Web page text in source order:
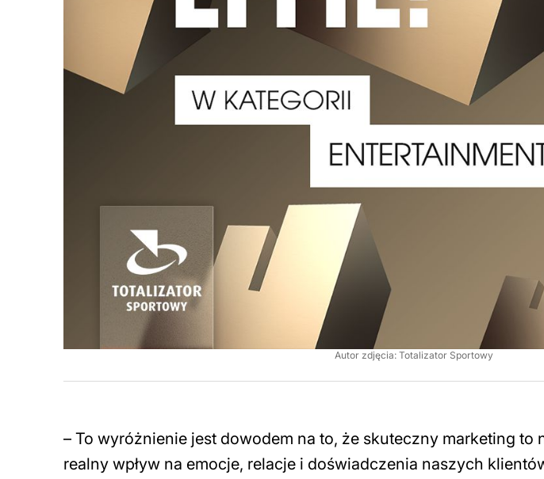
Autor zdjęcia: Totalizator Sportowy
– To wyróżnienie jest dowodem na to, że skuteczny marketing to
realny wpływ na emocje, relacje i doświadczenia naszych